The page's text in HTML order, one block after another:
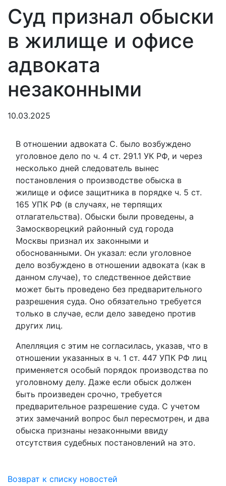
Суд признал обыски
в жилище и офисе
адвоката
незаконными
10.03.2025
В отношении адвоката С. было возбуждено
уголовное дело по ч. 4 ст. 291.1 УК РФ, и через
несколько дней следователь вынес
постановления о производстве обыска в
жилище и офисе защитника в порядке ч. 5 ст.
165 УПК РФ (в случаях, не терпящих
отлагательства). Обыски были проведены, а
Замоскворецкий районный суд города
Москвы признал их законными и
обоснованными. Он указал: если уголовное
дело возбуждено в отношении адвоката (как в
данном случае), то следственное действие
может быть проведено без предварительного
разрешения суда. Оно обязательно требуется
только в случае, если дело заведено против
других лиц.
Апелляция с этим не согласилась, указав, что в
отношении указанных в ч. 1 ст. 447 УПК РФ лиц
применяется особый порядок производства по
уголовному делу. Даже если обыск должен
быть произведен срочно, требуется
предварительное разрешение суда. С учетом
этих замечаний вопрос был пересмотрен, и два
обыска признаны незаконными ввиду
отсутствия судебных постановлений на это.
Возврат к списку новостей